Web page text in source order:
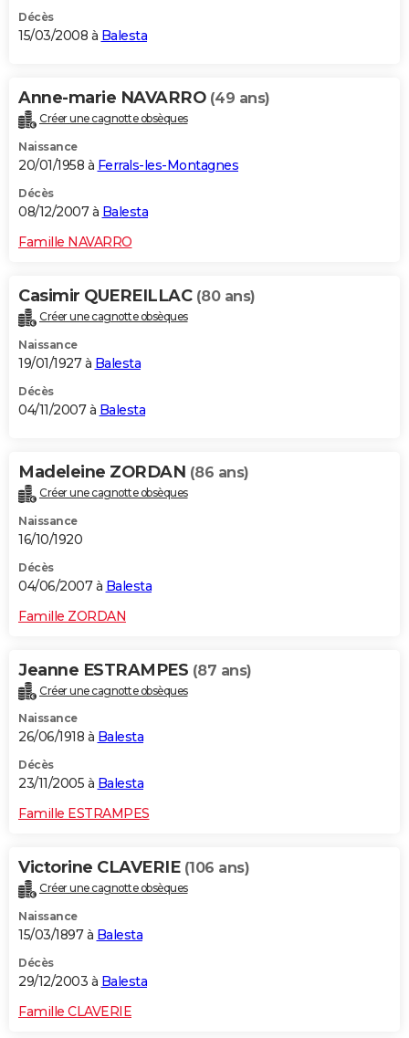
Décès
15/03/2008 à Balesta
Anne-marie NAVARRO (49 ans)
Créer une cagnotte obsèques
Naissance
20/01/1958 à Ferrals-les-Montagnes
Décès
08/12/2007 à Balesta
Famille NAVARRO
Casimir QUEREILLAC (80 ans)
Créer une cagnotte obsèques
Naissance
19/01/1927 à Balesta
Décès
04/11/2007 à Balesta
Madeleine ZORDAN (86 ans)
Créer une cagnotte obsèques
Naissance
16/10/1920
Décès
04/06/2007 à Balesta
Famille ZORDAN
Jeanne ESTRAMPES (87 ans)
Créer une cagnotte obsèques
Naissance
26/06/1918 à Balesta
Décès
23/11/2005 à Balesta
Famille ESTRAMPES
Victorine CLAVERIE (106 ans)
Créer une cagnotte obsèques
Naissance
15/03/1897 à Balesta
Décès
29/12/2003 à Balesta
Famille CLAVERIE